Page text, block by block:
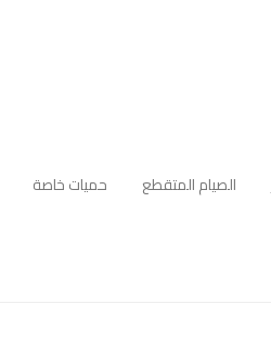
الصيام المتقطع حميات خاصة